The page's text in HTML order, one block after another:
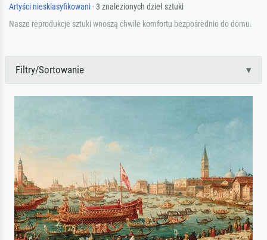
Artyści niesklasyfikowani · 3 znalezionych dzieł sztuki
Nasze reprodukcje sztuki wnoszą chwile komfortu bezpośrednio do domu.
Filtry/Sortowanie